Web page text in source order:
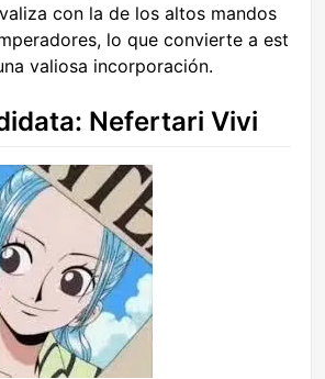
con la de los altos mandos
lo que convierte a est
valiosa incorporación.
Nefertari Vivi